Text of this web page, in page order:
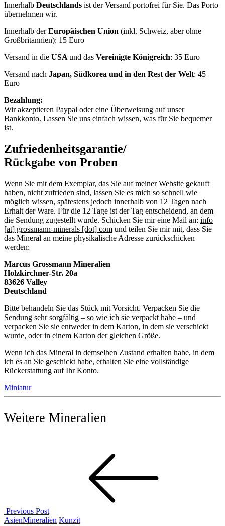
Innerhalb Deutschlands ist der Versand portofrei für Sie. Das Porto
übernehmen wir.
Innerhalb derEuropäischen Union (inkl. Schweiz, aber ohne
Großbritannien): 15 Euro
Versand in die USA und das Vereinigte Königreich: 35 Euro
Versand nach Japan, Südkorea und in den Rest der Welt: 45
Euro
Bezahlung:
Wir akzeptieren Paypal oder eine Überweisung auf unser
Bankkonto. Lassen Sie uns einfach wissen, was für Sie bequemer
ist.
Zufriedenheitsgarantie/
Rückgabe von Proben
Wenn Sie mit dem Exemplar, das Sie auf meiner Website gekauft
haben, nicht zufrieden sind, lassen Sie es mich so schnell wie
möglich wissen, spätestens jedoch innerhalb von 12 Tagen nach
Erhalt der Ware. Für die 12 Tage ist der Tag entscheidend, an dem
die Sendung zugestellt wurde. Schicken Sie mir eine Mail an: info
[at] grossmann-minerals [dot] com und teilen Sie mir mit, dass Sie
das Mineral an meine physikalische Adresse zurückschicken
werden:
Marcus Grossmann Mineralien
Holzkirchner-Str. 20a
83626 Valley
Deutschland
Bitte behandeln Sie das Stück mit Vorsicht. Verpacken Sie die
Sendung sehr sorgfältig – so wie ich sie verpackt habe – und
verpacken Sie sie entweder in dem Karton, in dem sie verschickt
wurde, oder in einem Karton der gleichen Größe.
Wenn ich das Mineral in demselben Zustand erhalten habe, in dem
ich es an Sie geschickt habe, erhalten Sie eine vollständige
Rückerstattung auf Ihr Konto.
Miniatur
Weitere Mineralien
Previous Post
Previous
AsienMineralien Kunzit